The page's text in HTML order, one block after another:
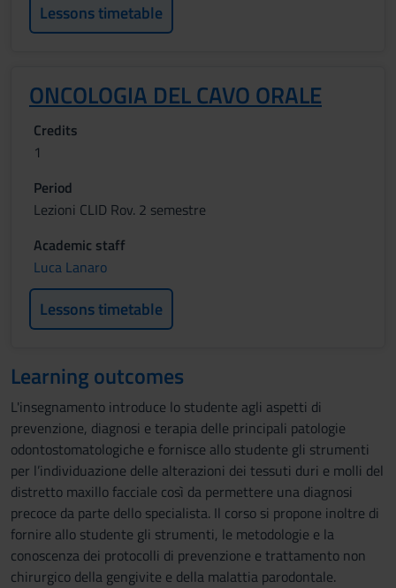
Lessons timetable
ONCOLOGIA DEL CAVO ORALE
Credits
1
Period
Lezioni CLID Rov. 2 semestre
Academic staff
Luca Lanaro
Lessons timetable
Learning outcomes
L'insegnamento introduce lo studente agli aspetti di
prevenzione, diagnosi e terapia delle principali patologie
odontostomatologiche e fornisce allo studente gli strumenti
per l’individuazione delle alterazioni dei tessuti duri e molli del
distretto maxillo facciale così da permettere una diagnosi
precoce da parte dello specialista. Il corso si propone inoltre di
fornire allo studente gli strumenti, le metodologie e la
conoscenza dei protocolli di prevenzione e trattamento non
chirurgico della gengivite e della malattia parodontale.